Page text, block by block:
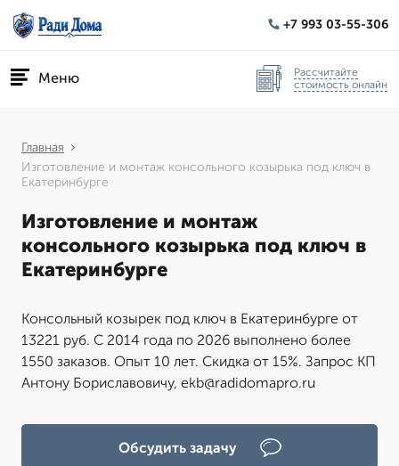
+7 993 03-55-306
Меню
Рассчитайте
стоимость онлайн
Главная
Изготовление и монтаж консольного козырька под ключ в
Екатеринбурге
Изготовление и монтаж
консольного козырька под ключ в
Екатеринбурге
Консольный козырек под ключ в Екатеринбурге от
13221 руб. С 2014 года по 2026 выполнено более
1550 заказов. Опыт 10 лет. Скидка от 15%. Запрос КП
Антону Бориславовичу, ekb@radidomapro.ru
Обсудить задачу